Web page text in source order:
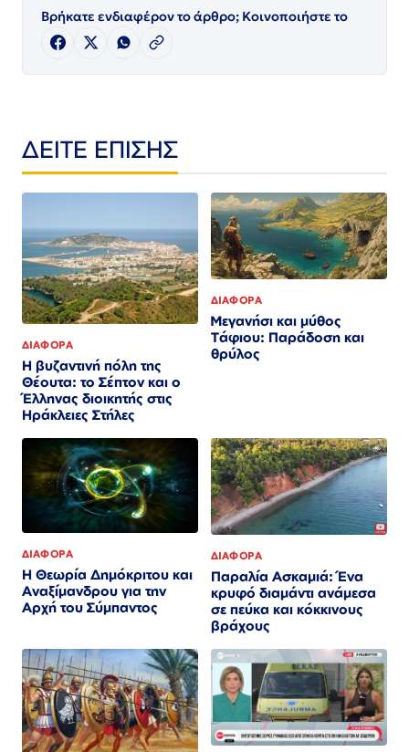
Βρήκατε ενδιαφέρον το άρθρο; Κοινοποιήστε το
ΔΕΙΤΕ ΕΠΙΣΗΣ
ΔΙΑΦΟΡΑ
Η βυζαντινή πόλη της
Θέουτα: το Σέπτον και ο
Έλληνας διοικητής στις
Ηράκλειες Στήλες
ΔΙΑΦΟΡΑ
Μεγανήσι και μύθος
Τάφιου: Παράδοση και
θρύλος
ΔΙΑΦΟΡΑ
Η Θεωρία Δημόκριτου και
Αναξίμανδρου για την
Αρχή του Σύμπαντος
ΔΙΑΦΟΡΑ
Παραλία Ασκαμιά: Ένα
κρυφό διαμάντι ανάμεσα
σε πεύκα και κόκκινους
βράχους